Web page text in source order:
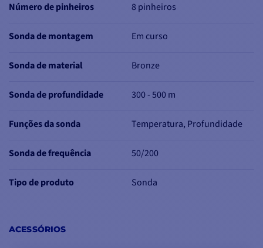
Número de pinheiros 8 pinheiros
Sonda de montagem Em curso
Sonda de material Bronze
Sonda de profundidade 300 - 500 m
Funções da sonda Temperatura, Profundidade
Sonda de frequência 50/200
Tipo de produto Sonda
ACESSÓRIOS